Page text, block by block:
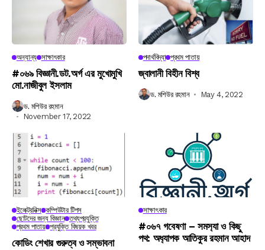
অন্যান্য সাক্ষাৎকার
#০৬৯ বিজ্ঞানী.ডট.অর্গ এর মুখোমুখি
মো.নাজীবুল ইসলাম
ড. মশিউর রহমান
November 17, 2022
পদার্থবিদ্যা প্রথম পাতায়
জ্বালানী বিহীন বিশ্ব
ড. মশিউর রহমান May 4, 2022
ইলেক্ট্রনিক্স কম্পিউটার টিপস
ছোটদের জন্য বিজ্ঞান তথ্যপ্রযুক্তি
প্রথম পাতায় প্রযুক্তি বিষয়ক খবর
কোডিং শেখার গুরুত্ব ও সম্ভাবনা
সাক্ষাৎকার
#০৬৭ গবেষণা – সমস‍্যা ও কিছু
পথ: অধ‍্যাপক আতিকুর রহমান আহাদ